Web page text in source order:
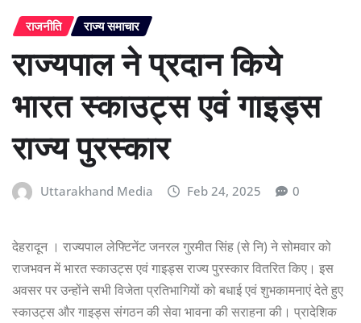
राजनीति राज्य समाचार
राज्यपाल ने प्रदान किये
भारत स्काउट्स एवं गाइड्स
राज्य पुरस्कार
Uttarakhand Media Feb 24, 2025 0
देहरादून । राज्यपाल लेफ्टिनेंट जनरल गुरमीत सिंह (से नि) ने सोमवार को
राजभवन में भारत स्काउट्स एवं गाइड्स राज्य पुरस्कार वितरित किए। इस
अवसर पर उन्होंने सभी विजेता प्रतिभागियों को बधाई एवं शुभकामनाएं देते हुए
स्काउट्स और गाइड्स संगठन की सेवा भावना की सराहना की। प्रादेशिक